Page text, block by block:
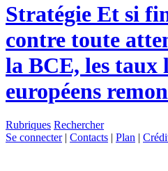
Stratégie Et si
contre toute
la BCE, les taux
européens
Rubriques Rechercher
Se connecter| Contacts | Plan |